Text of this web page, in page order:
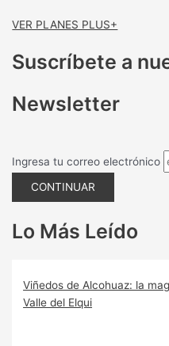
VER PLANES PLUS+
Suscríbete a
Newsletter
Ingresa tu correo electrónico
CONTINUAR
Lo Más Leído
Viñedos de Alcohuaz: la
Valle del Elqui